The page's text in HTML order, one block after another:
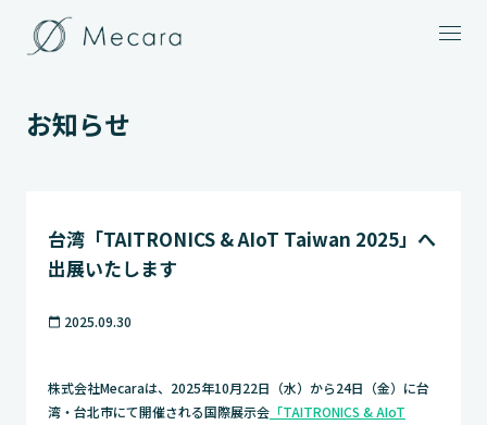
お知らせ
台湾「TAITRONICS & AIoT Taiwan 2025」へ
出展いたします
calendar_today 2025.09.30
株式会社Mecaraは、2025年10月22日（水）から24日（金）に台
湾・台北市にて開催される国際展示会「TAITRONICS & AIoT